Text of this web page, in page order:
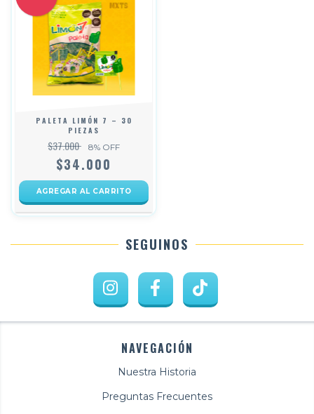
PALETA LIMÓN 7 – 30
PIEZAS
$37.000 8% OFF
$34.000
SEGUINOS
NAVEGACIÓN
Nuestra Historia
Preguntas Frecuentes